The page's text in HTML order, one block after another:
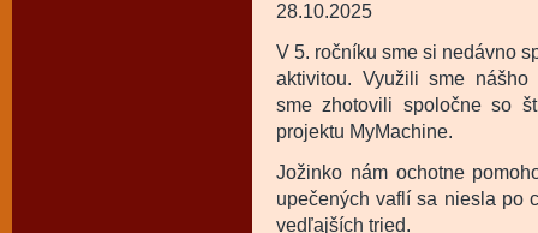
28.10.2025
V 5. ročníku sme si nedávno
aktivitou. Využili sme nášho
sme zhotovili spoločne so
projektu MyMachine.
Jožinko nám ochotne
upečených vaflí sa niesla po
vedľajších tried.